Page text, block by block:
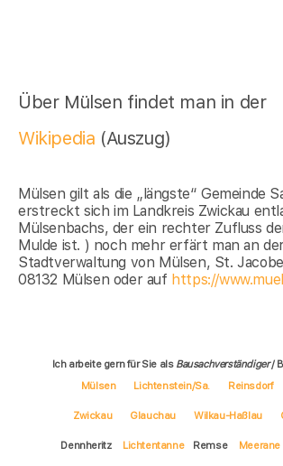
Über Mülsen findet man in der
Wikipedia (Auszug)
Mülsen gilt als die „längste“ Gemeinde
erstreckt sich im Landkreis Zwickau
Mülsenbachs, der ein rechter Zufluss
Mulde ist. ) noch mehr erfärt man an
Stadtverwaltung von Mülsen, St.
08132 Mülsen oder auf https://
Ich arbeite gern für Sie als Bausachverständiger/
Mülsen
Lichtenstein/Sa. Reinsdorf
Zwickau Glauchau Wilkau-Haßlau
Dennheritz Lichtentanne Remse Meerane